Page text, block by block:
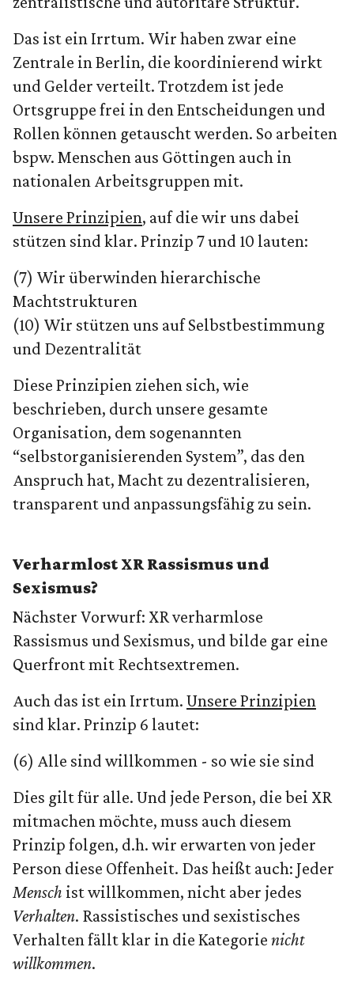
Das ist ein Irrtum. Wir haben zwar eine
Zentrale in Berlin, die koordinierend wirkt
und Gelder verteilt. Trotzdem ist jede
Ortsgruppe frei in den Entscheidungen und
Rollen können getauscht werden. So arbeiten
bspw. Menschen aus Göttingen auch in
nationalen Arbeitsgruppen mit.
Unsere Prinzipien, auf die wir uns dabei
stützen sind klar. Prinzip 7 und 10 lauten:
(7) Wir überwinden hierarchische
Machtstrukturen
(10) Wir stützen uns auf Selbstbestimmung
und Dezentralität
Diese Prinzipien ziehen sich, wie
beschrieben, durch unsere gesamte
Organisation, dem sogenannten
“selbstorganisierenden System”, das den
Anspruch hat, Macht zu dezentralisieren,
transparent und anpassungsfähig zu sein.
Verharmlost XR Rassismus und
Sexismus?
Nächster Vorwurf: XR verharmlose
Rassismus und Sexismus, und bilde gar eine
Querfront mit Rechtsextremen.
Auch das ist ein Irrtum. Unsere Prinzipien
sind klar. Prinzip 6 lautet:
(6) Alle sind willkommen - so wie sie sind
Dies gilt für alle. Und jede Person, die bei XR
mitmachen möchte, muss auch diesem
Prinzip folgen, d.h. wir erwarten von jeder
Person diese Offenheit. Das heißt auch: Jeder
Mensch ist willkommen, nicht aber jedes
Verhalten. Rassistisches und sexistisches
Verhalten fällt klar in die Kategorie nicht
willkommen.